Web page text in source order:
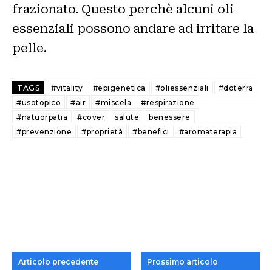
frazionato. Questo perchè alcuni oli
essenziali possono andare ad irritare la
pelle.
TAGS #vitality #epigenetica #oliessenziali
#doterra
#usotopico
#air #miscela
#respirazione
#natuorpatia
#cover salute
benessere
#prevenzione
#proprietà #benefici #aromaterapia
Articolo precedente Prossimo articolo